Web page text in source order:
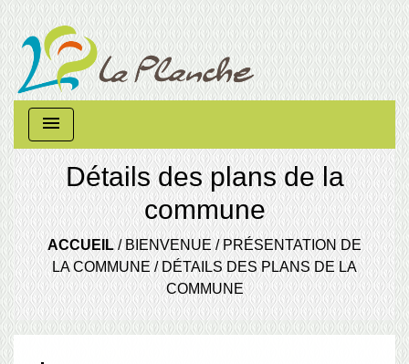
menu
Détails des plans de la
commune
ACCUEIL/ BIENVENUE/PRÉSENTATION DE
LA COMMUNE/ DÉTAILS DES PLANS DE LA
COMMUNE